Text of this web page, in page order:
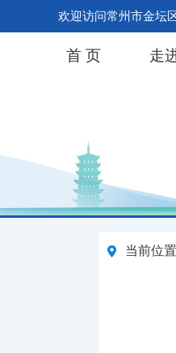
欢迎访问常州市金坛
首 页 走
当前位置